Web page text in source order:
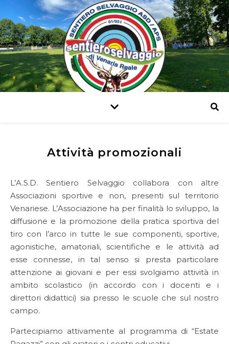
Arcieri di Venaria Reale
Attività promozionali
L’A.S.D. Sentiero Selvaggio collabora con altre
Associazioni sportive e non, presenti sul territorio
Venariese. L’Associazione ha per finalità lo sviluppo, la
diffusione e la promozione della pratica sportiva del
tiro con l’arco in tutte le sue componenti, sportive,
agonistiche, amatoriali, scientifiche e le attività ad
esse connesse, in tal senso si presta particolare
attenzione ai giovani e per essi svolgiamo attività in
ambito scolastico (in accordo con i docenti e i
direttori didattici) sia presso le scuole che sul nostro
campo.
Partecipiamo attivamente al programma di “Estate